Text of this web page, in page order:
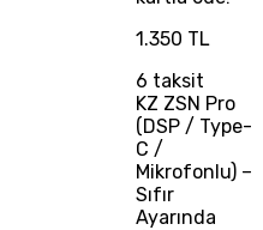
1.350 TL
6 taksit
KZ ZSN Pro
(DSP / Type-
C /
Mikrofonlu) –
Sıfır
Ayarında